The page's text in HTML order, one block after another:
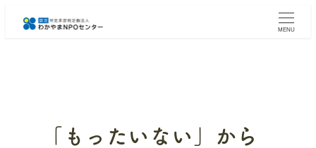
MENU
「もったいない」から